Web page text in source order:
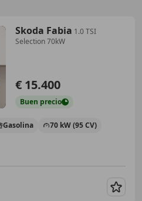
Skoda Fabia 1.0 TSI
Selection 70kW
€ 15.400
Buen precio
Gasolina 70 kW (95 CV)